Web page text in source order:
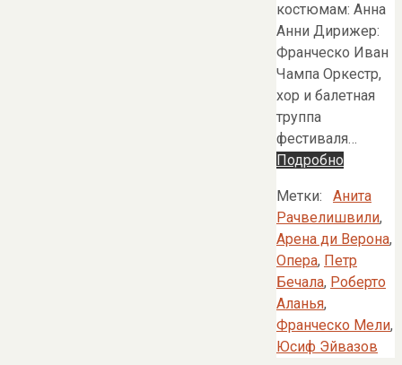
костюмам: Анна
Анни Дирижер:
Франческо Иван
Чампа Оркестр,
хор и балетная
труппа
фестиваля…
Подробно
Метки:
Анита
Рачвелишвили,
Арена ди Верона,
Опера, Петр
Бечала, Роберто
Аланья,
Франческо Мели,
Юсиф Эйвазов